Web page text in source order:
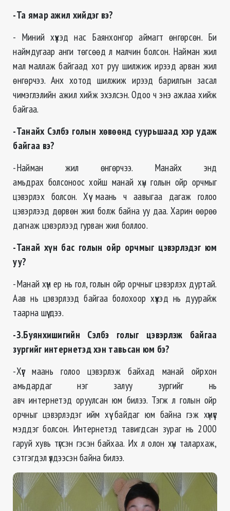
-Та ямар ажил хийдэг вэ?
- Миний хүүхэд нас Баянхонгор аймагт өнгөрсөн. Би
наймдугаар анги төгсөөд л малчин болсон. Найман жил
мал маллаж байгаад хот руу шилжиж ирээд арван жил
өнгөрчээ. Анх хотод шилжиж ирээд барилгын засал
чимэглэлийн ажил хийж эхэлсэн. Одоо ч энэ ажлаа хийж
байгаа.
-Танайх Сэлбэ голын хөвөөнд суурьшаад хэр удаж
байгаа вэ?
-Найман жил өнгөрчээ. Манайх энд
амьдрах болсоноос хойш манай хүн голын ойр орчмыг
цэвэрлэх болсон. Хүү маань ч аавыгаа дагаж голоо
цэвэрлээд дөрвөн жил болж байна уу даа. Харин өөрөө
дагнаж цэвэрлээд гурван жил боллоо.
-Танай хүн бас голын ойр орчмыг цэвэрлэдэг юм
уу?
-Манай хүн ер нь гол, голын ойр орчныг цэвэрлэх дуртай.
Аав нь цэвэрлээд байгаа болохоор хүүхэд нь дуурайж
таарна шүү дээ.
-З.Буянхишигийн Сэлбэ голыг цэвэрлэж байгаа
зургийг интернетэд хэн тавьсан юм бэ?
-Хүүг маань голоо цэвэрлэж байхад манай ойрхон
амьдардаг нэг залуу зургийг нь
авч интернетэд оруулсан юм билээ. Тэгж л голын ойр
орчныг цэвэрлэдэг ийм хүү байдаг юм байна гэж хүмүүс
мэддэг болсон. Интернетэд тавигдсан зураг нь 2000
гаруй хувь түгсэн гэсэн байхаа. Их л олон хүн талархаж,
сэтгэгдэл үлдээсэн байна билээ.